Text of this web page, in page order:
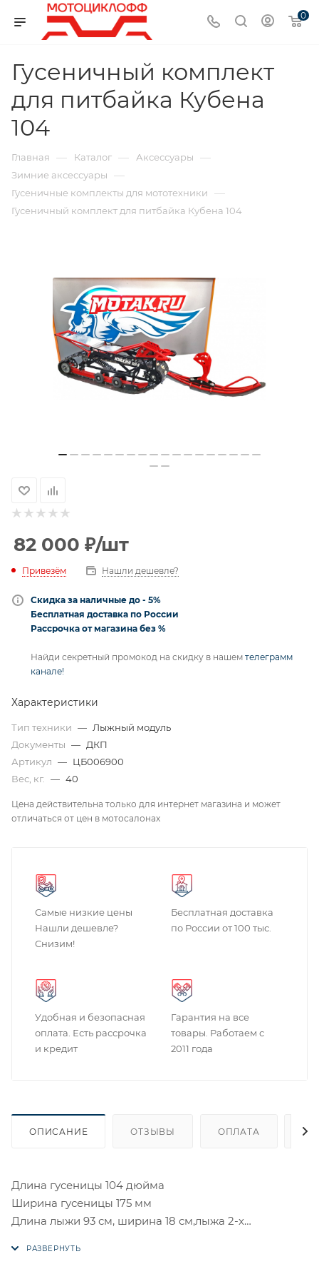
0
Гусеничный комплект
для питбайка Кубена
104
Главная — Каталог — Аксессуары —
Зимние аксессуары —
Гусеничные комплекты для мототехники —
Гусеничный комплект для питбайка Кубена 104
82 000 ₽/шт
Привезём Нашли дешевле?
Скидка за наличные до - 5%
Бесплатная доставка по России
Рассрочка от магазина без %
Найди секретный промокод на скидку в нашем телеграмм
канале!
Характеристики
Тип техники — Лыжный модуль
Документы — ДКП
Артикул — ЦБ006900
Вес, кг.
— 40
Цена действительна только для интернет магазина и может
отличаться от цен в мотосалонах
Самые низкие цены
Нашли дешевле?
Снизим!
Бесплатная доставка
по России от 100 тыс.
Удобная и безопасная
оплата. Есть рассрочка
и кредит
Гарантия на все
товары. Работаем с
2011 года
ОПИСАНИЕ ОТЗЫВЫ ОПЛАТА
Длина гусеницы 104 дюйма
Ширина гусеницы 175 мм
Длина лыжи 93 см, ширина 18 см,лыжа 2-х